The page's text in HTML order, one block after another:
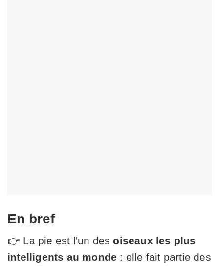
En bref
👉 La pie est l'un desoiseaux les plus
intelligents au monde : elle fait partie des